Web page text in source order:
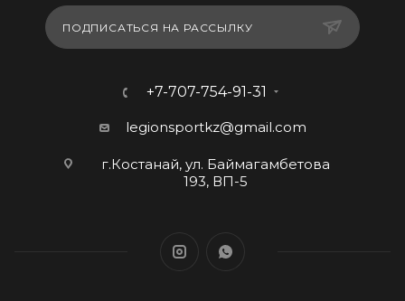
ПОДПИСАТЬСЯ НА РАССЫЛКУ
+7-707-754-91-31
legionsportkz@gmail.com
г.Костанай, ул. Баймагамбетова
193, ВП-5